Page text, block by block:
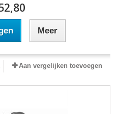
Meer
Aan vergelijken toevoegen